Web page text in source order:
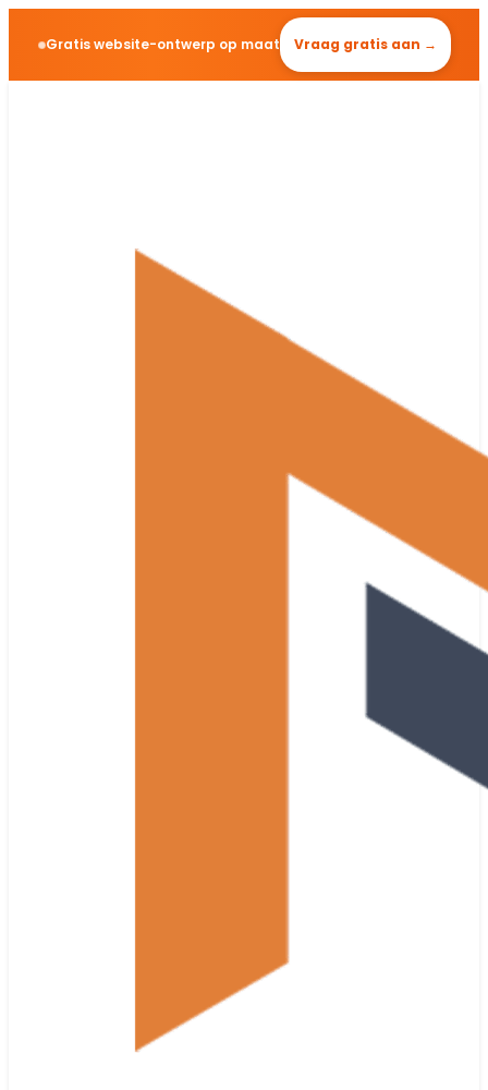
Gratis website-ontwerp op maat Vraag gratis aan →